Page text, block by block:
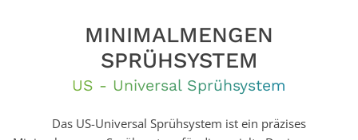
MINIMALMENGEN
SPRÜHSYSTEM
US - Universal Sprühsystem
Das US-Universal Sprühsystem ist ein präzises